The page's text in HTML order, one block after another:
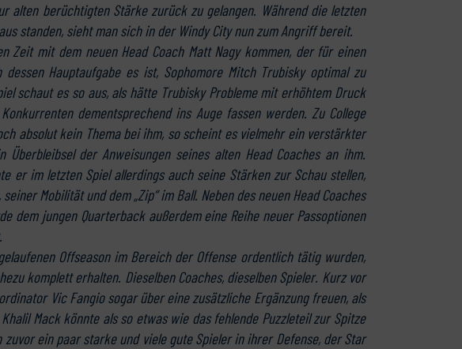
alten berüchtigten Stärke zurück zu gelangen. Während die letzten
standen, sieht man sich in der Windy City nun zum Angriff bereit.
Zeit mit dem neuen Head Coach Matt Nagy kommen, der für einen
Hauptaufgabe es ist, Sophomore Mitch Trubisky optimal zu
schaut es so aus, als hätte Trubisky Probleme mit erhöhtem Druck
dementsprechend ins Auge fassen werden. Zu College
absolut kein Thema bei ihm, so scheint es vielmehr ein verstärkter
der Anweisungen seines alten Head Coaches an ihm.
er im letzten Spiel allerdings auch seine Stärken zur Schau stellen,
Mobilität und dem „Zip“ im Ball. Neben des neuen Head Coaches
dem jungen Quarterback außerdem eine Reihe neuer Passoptionen
Offseason im Bereich der Offense ordentlich tätig wurden,
komplett erhalten. Dieselben Coaches, dieselben Spieler. Kurz vor
Vic Fangio sogar über eine zusätzliche Ergänzung freuen, als
Mack könnte als so etwas wie das fehlende Puzzleteil zur Spitze
zuvor ein paar starke und viele gute Spieler in ihrer Defense, der Star